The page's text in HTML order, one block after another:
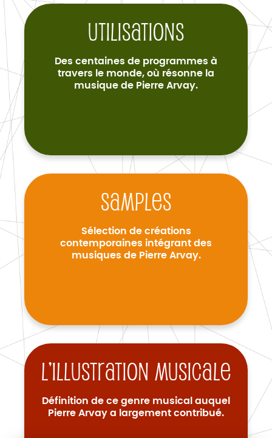
Utilisations
Des centaines de programmes à
travers le monde, où résonne la
musique de Pierre Arvay.
Samples
Sélection de créations
contemporaines intégrant des
musiques de Pierre Arvay.
L’illustration musicale
Définition de ce genre musical auquel
Pierre Arvay a largement contribué.